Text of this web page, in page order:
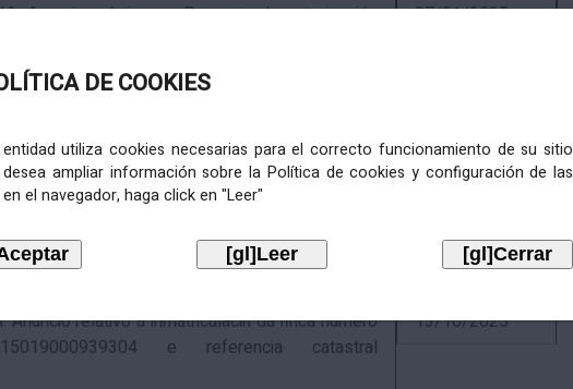
DE COOKIES
entidad utiliza cookies necesarias para el correcto funcionamiento de su sitio
ampliar información sobre la Política de cookies y configuración de las
el navegador, haga click en "Leer"
Anuncio relativo ao Proxecto de autorización
a instalación de nova ERM 16/4 Q.9000-D sita
exp. IN627A 2024/4-1
07/01/2025
relativo á recadación das cotas estatais e
de 2026, cuxa xestión recadatoria
Tributaria.
Anuncio relativo á inmatriculacin da finca número
e referencia catastral
13/10/2025